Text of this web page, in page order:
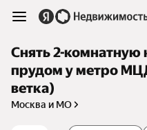
Снять 2-комнатную
прудом у метро
ветка)
Москва и МО